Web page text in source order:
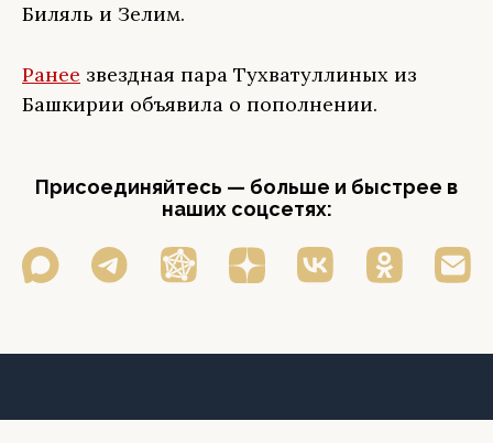
Биляль и Зелим.
Ранее звездная пара Тухватуллиных из
Башкирии объявила о пополнении.
Присоединяйтесь — больше и быстрее в
наших соцсетях: